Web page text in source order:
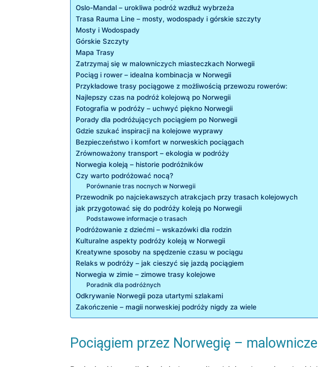
Oslo-Mandal – urokliwa podróż wzdłuż wybrzeża
Trasa Rauma Line – mosty, wodospady i górskie szczyty
Mosty i Wodospady
Górskie Szczyty
Mapa Trasy
Zatrzymaj się w malowniczych miasteczkach Norwegii
Pociąg i rower – idealna kombinacja w Norwegii
Przykładowe trasy pociągowe z możliwością przewozu rowerów:
Najlepszy czas na podróż kolejową po Norwegii
Fotografia w podróży – uchwyć piękno Norwegii
Porady dla podróżujących pociągiem po Norwegii
Gdzie szukać inspiracji na kolejowe wyprawy
Bezpieczeństwo i komfort w norweskich pociągach
Zrównoważony transport – ekologia w podróży
Norwegia koleją – historie podróżników
Czy warto podróżować nocą?
Porównanie tras nocnych w Norwegii
Przewodnik po najciekawszych atrakcjach przy trasach kolejowych
jak przygotować się do podróży koleją po Norwegii
Podstawowe informacje o trasach
Podróżowanie z dziećmi – wskazówki dla rodzin
Kulturalne aspekty podróży koleją w Norwegii
Kreatywne sposoby na spędzenie czasu w pociągu
Relaks w podróży – jak cieszyć się jazdą pociągiem
Norwegia w zimie – zimowe trasy kolejowe
Poradnik dla podróżnych
Odkrywanie Norwegii poza utartymi szlakami
Zakończenie – magii norweskiej podróży nigdy za wiele
Pociągiem przez Norwegię –